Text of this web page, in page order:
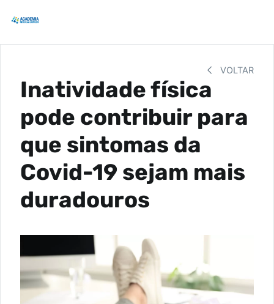
VOLTAR
Inatividade física
pode contribuir para
que sintomas da
Covid-19 sejam mais
duradouros